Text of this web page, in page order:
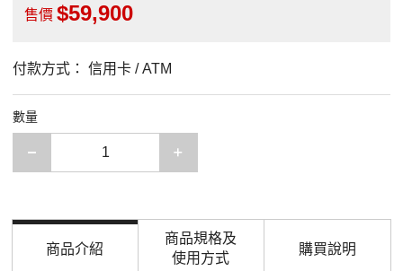
售價 59,900
付款方式： 信用卡 / ATM
數量
減少一項
商品介紹
商品規格及
使用方式
購買說明